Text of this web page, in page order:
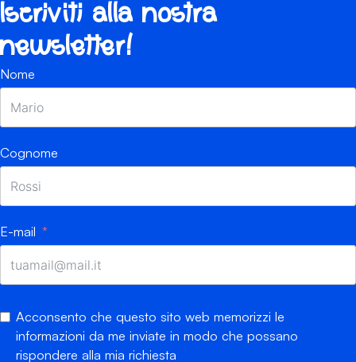
Iscriviti alla nostra
newsletter!
Nome
Cognome
E-mail
Acconsento che questo sito web memorizzi le
informazioni da me inviate in modo che possano
rispondere alla mia richiesta